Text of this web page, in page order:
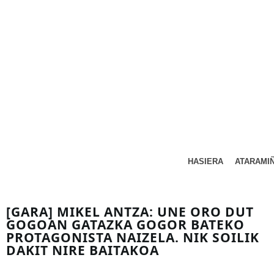
HASIERA
[GARA] MIKEL ANTZA: UNE ORO DUT
GOGOAN GATAZKA GOGOR BATEKO
PROTAGONISTA NAIZELA. NIK SOILIK
DAKIT NIRE BAITAKOA